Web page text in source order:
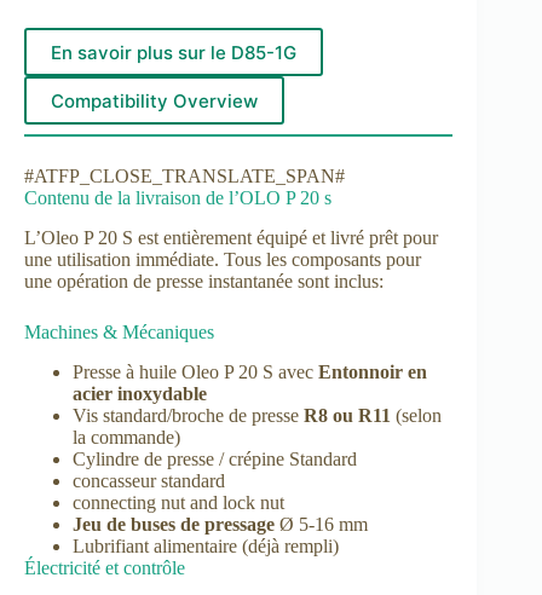
En savoir plus sur le D85-1G
Compatibility Overview
#ATFP_CLOSE_TRANSLATE_SPAN#
Contenu de la livraison de l’OLO P 20 s
L’Oleo P 20 S est entièrement équipé et livré prêt pour
une utilisation immédiate. Tous les composants pour
une opération de presse instantanée sont inclus:
Machines & Mécaniques
Presse à huile Oleo P 20 S avec Entonnoir en
acier inoxydable
Vis standard/broche de presse R8 ou R11 (selon
la commande)
Cylindre de presse / crépine Standard
concasseur standard
connecting nut and lock nut
Jeu de buses de pressage Ø 5-16 mm
Lubrifiant alimentaire (déjà rempli)
Électricité et contrôle